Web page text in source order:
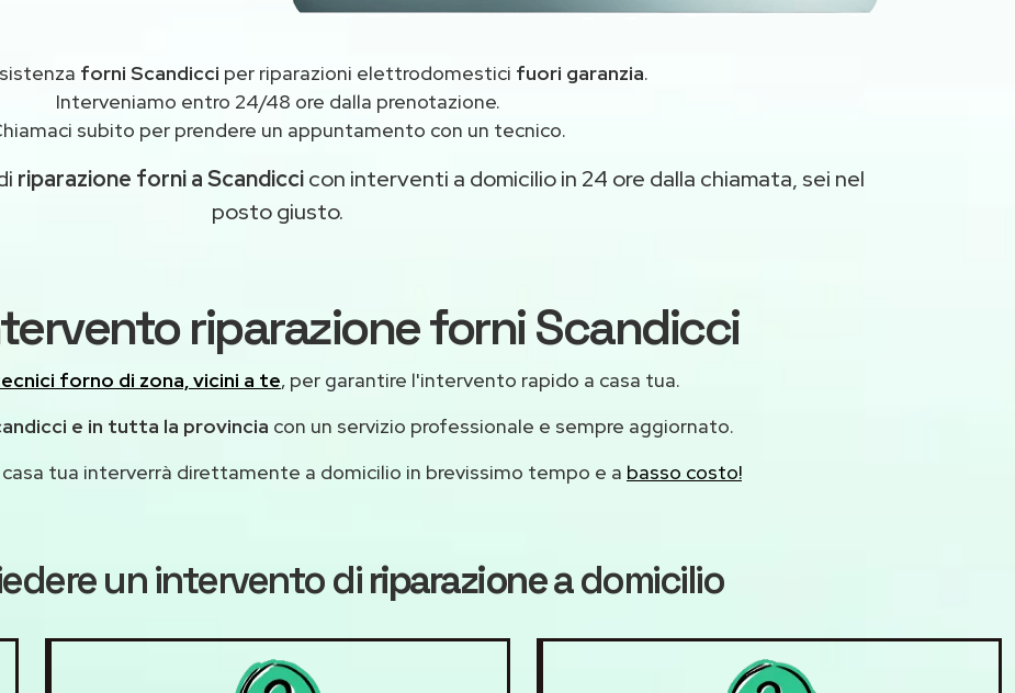
forni Scandicci per riparazioni elettrodomestici fuori garanzia.
Interveniamo entro 24/48 ore dalla prenotazione.
subito per prendere un appuntamento con un tecnico.
riparazione forni a Scandiccicon interventi a domicilio in 24 ore dalla chiamata, sei nel
posto giusto.
riparazione forni Scandicci
forno di zona, vicini a te, per garantire l'intervento rapido a casa tua.
e in tutta la provincia con un servizio professionale e sempre aggiornato.
casa tua interverrà direttamente a domicilio in brevissimo tempo e a basso costo!
un intervento diriparazionea domicilio